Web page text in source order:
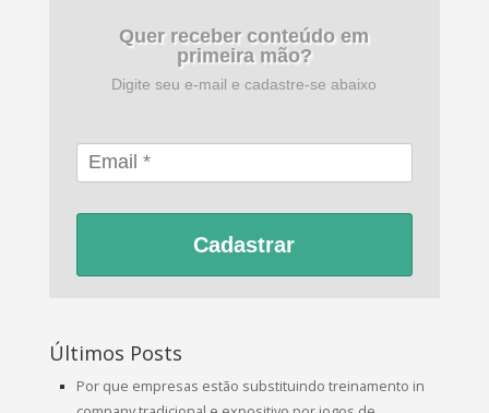
Quer receber conteúdo em
primeira mão?
Digite seu e-mail e cadastre-se abaixo
Cadastrar
Últimos Posts
Por que empresas estão substituindo treinamento in